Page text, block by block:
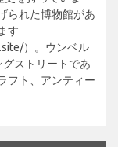
られた博物館があ
す
）。ウンベル
ストリートであ
フト、アンティー